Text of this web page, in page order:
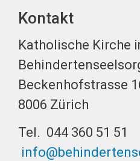
Kontakt
Katholische Kirche
Beckenhofstrasse
8006 Zürich
Tel. 044 360 51 51